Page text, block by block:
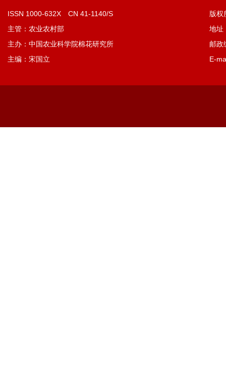
ISSN 1000-632X CN 41-1140/S
主管：农业农村部
主办：中国农业科学院棉花研究所
主编：宋国立
版权
地址
邮
E-